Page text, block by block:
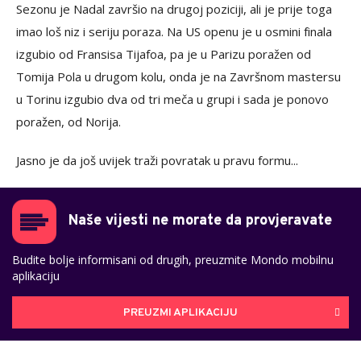
Sezonu je Nadal završio na drugoj poziciji, ali je prije toga
imao loš niz i seriju poraza. Na US openu je u osmini finala
izgubio od Fransisa Tijafoa, pa je u Parizu poražen od
Tomija Pola u drugom kolu, onda je na Završnom mastersu
u Torinu izgubio dva od tri meča u grupi i sada je ponovo
poražen, od Norija.
Jasno je da još uvijek traži povratak u pravu formu...
Naše vijesti ne morate da provjeravate
Budite bolje informisani od drugih, preuzmite Mondo mobilnu
aplikaciju
PREUZMI APLIKACIJU